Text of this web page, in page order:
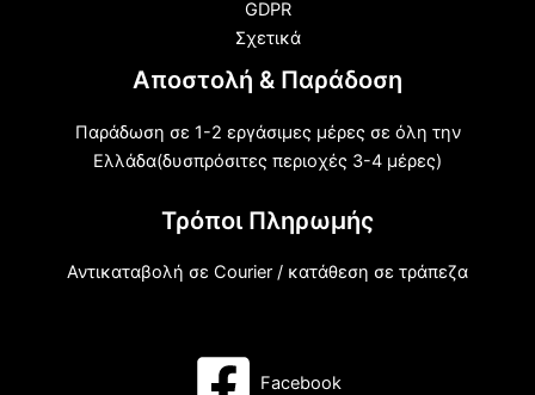
GDPR
Σχετικά
Αποστολή & Παράδοση
Παράδωση σε 1-2 εργάσιμες μέρες σε όλη την
Ελλάδα(δυσπρόσιτες περιοχές 3-4 μέρες)
Τρόποι Πληρωμής
Αντικαταβολή σε Courier / κατάθεση σε τράπεζα
Facebook